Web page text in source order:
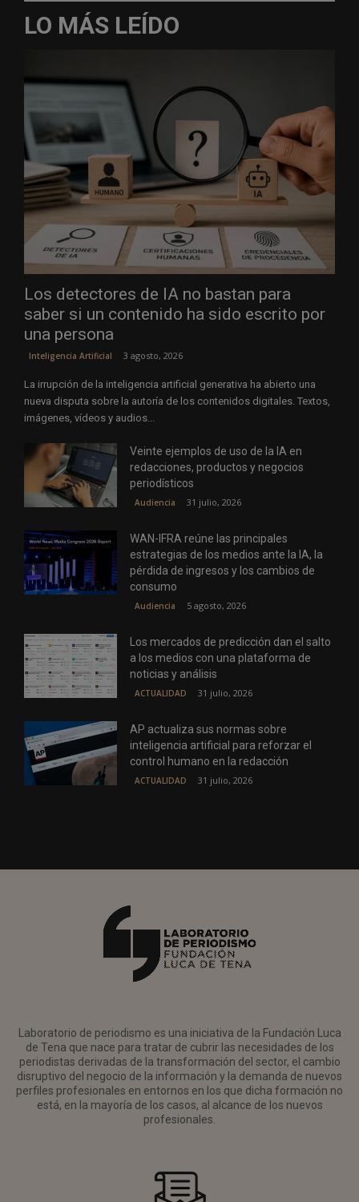
LO MÁS LEÍDO
Los detectores de IA no bastan para
saber si un contenido ha sido escrito por
una persona
Inteligencia Artificial 3 agosto, 2026
La irrupción de la inteligencia artificial generativa ha abierto una
nueva disputa sobre la autoría de los contenidos digitales. Textos,
imágenes, vídeos y audios...
Veinte ejemplos de uso de la IA en
redacciones, productos y negocios
periodísticos
Audiencia 31 julio, 2026
WAN-IFRA reúne las principales
estrategias de los medios ante la IA, la
pérdida de ingresos y los cambios de
consumo
Audiencia 5 agosto, 2026
Los mercados de predicción dan el salto
a los medios con una plataforma de
noticias y análisis
ACTUALIDAD 31 julio, 2026
AP actualiza sus normas sobre
inteligencia artificial para reforzar el
control humano en la redacción
ACTUALIDAD 31 julio, 2026
Laboratorio de periodismo es una iniciativa de la Fundación Luca
de Tena que nace para tratar de cubrir las necesidades de los
periodistas derivadas de la transformación del sector, el cambio
disruptivo del negocio de la información y la demanda de nuevos
perfiles profesionales en entornos en los que dicha formación no
está, en la mayoría de los casos, al alcance de los nuevos
profesionales.